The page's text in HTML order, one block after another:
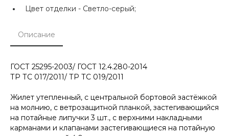
Цвет отделки - Светло-серый;
Описание
ГОСТ 25295-2003/ ГОСТ 12.4.280-2014
ТР ТС 017/2011/ ТР ТС 019/2011
Жилет утепленный, с центральной бортовой застёжкой
на молнию, с ветрозащитной планкой, застегивающийся
на потайные липучки 3 шт., с верхними накладными
карманами и клапанами застегивающиеся на потайную